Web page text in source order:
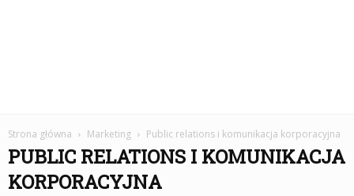
Strona główna Marketing Public relations i komunikacja korporacyjna
PUBLIC RELATIONS I KOMUNIKACJA
KORPORACYJNA